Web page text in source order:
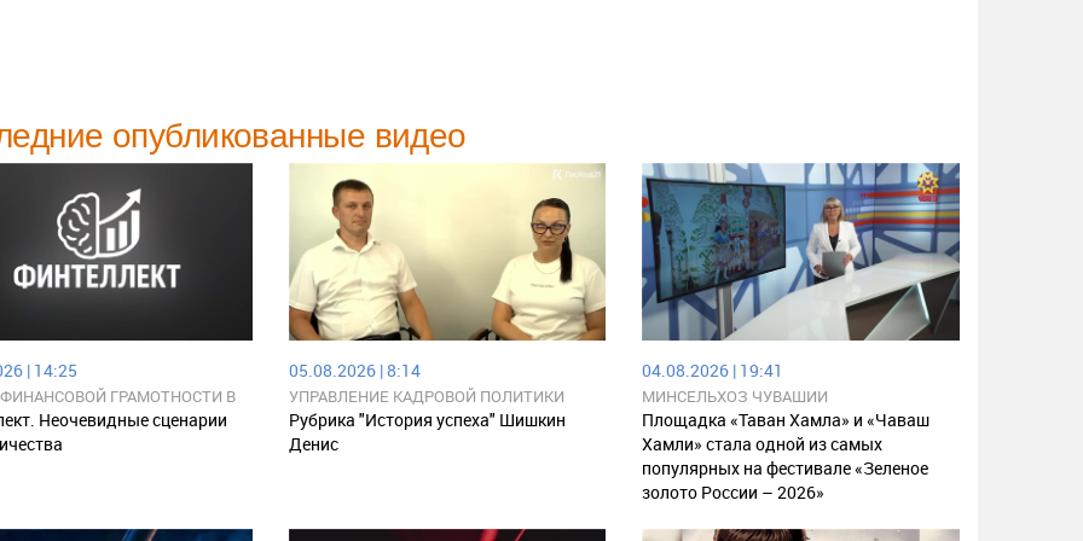
опубликованные видео
| 14:25
ГРАМОТНОСТИ В
РЕСПУБЛИКЕ
Неочевидные сценарии
05.08.2026 | 8:14
УПРАВЛЕНИЕ КАДРОВОЙ ПОЛИТИКИ
Рубрика "История успеха" Шишкин
Денис
04.08.2026 | 19:41
МИНСЕЛЬХОЗ ЧУВАШИИ
Площадка «Таван Хамла» и «Чаваш
Хамли» стала одной из самых
популярных на фестивале «Зеленое
золото России – 2026»